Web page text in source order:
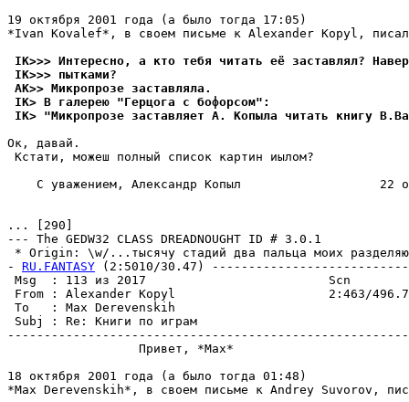
19 октября 2001 года (а было тогда 17:05)
*Ivan Kovalef*, в своем письме к Alexander Kopyl,
IK>>> Интересно, а кто тебя читать её заставлял?
IK>>> пытками?
AK>> Микропрозе заставляла.
IK> В галерею "Герцога с бофорсом":
IK> "Микропрозе заставляет А. Копыла читать книгу
Ок, давай.
Кстати, можеш полный список картин иылом?
С уважением, Александр Копыл                   22
... [290]
--- The GEDW32 CLASS DREADNOUGHT ID # 3.0.1
* Origin: \w/...тысячу стадий два пальца моих
- RU.FANTASY (2:5010/30.47)
Msg  : 113 из 2017                         Scn
From : Alexander Kopyl                     2:463/
To   : Max Derevenskih
Subj : Re: Книги по играм
                  Привет, *Max*
18 октября 2001 года (а было тогда 01:48)
*Max Derevenskih*, в своем письме к Andrey Suvorov,